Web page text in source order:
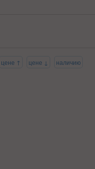
цене ↑ цене ↓ наличию